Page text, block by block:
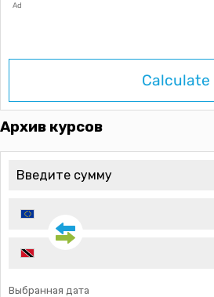
Ad
Calculate
Архив курсов
Выбранная дата